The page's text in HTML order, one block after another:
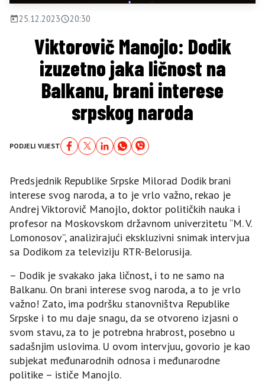
25.12.2023 20:30
Viktorovič Manojlo: Dodik
izuzetno jaka ličnost na
Balkanu, brani interese
srpskog naroda
PODJELI VIJEST
Predsjednik Republike Srpske Milorad Dodik brani
interese svog naroda, a to je vrlo važno, rekao je
Andrej Viktorovič Manojlo, doktor političkih nauka i
profesor na Moskovskom državnom univerzitetu “M. V.
Lomonosov”, analizirajući ekskluzivni snimak intervjua
sa Dodikom za televiziju RTR-Belorusija.
– Dodik je svakako jaka ličnost, i to ne samo na
Balkanu. On brani interese svog naroda, a to je vrlo
važno! Zato, ima podršku stanovništva Republike
Srpske i to mu daje snagu, da se otvoreno izjasni o
svom stavu, za to je potrebna hrabrost, posebno u
sadašnjim uslovima. U ovom intervjuu, govorio je kao
subjekat međunarodnih odnosa i međunarodne
politike – ističe Manojlo.